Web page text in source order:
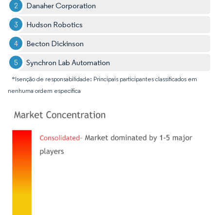
Danaher Corporation
Hudson Robotics
Becton Dickinson
Synchron Lab Automation
*Isenção de responsabilidade: Principais participantes classificados em
nenhuma ordem específica